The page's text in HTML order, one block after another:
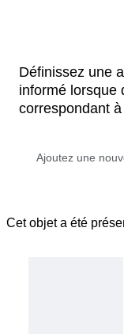
Définissez une
informé lorsque
correspondant
Cet objet a été